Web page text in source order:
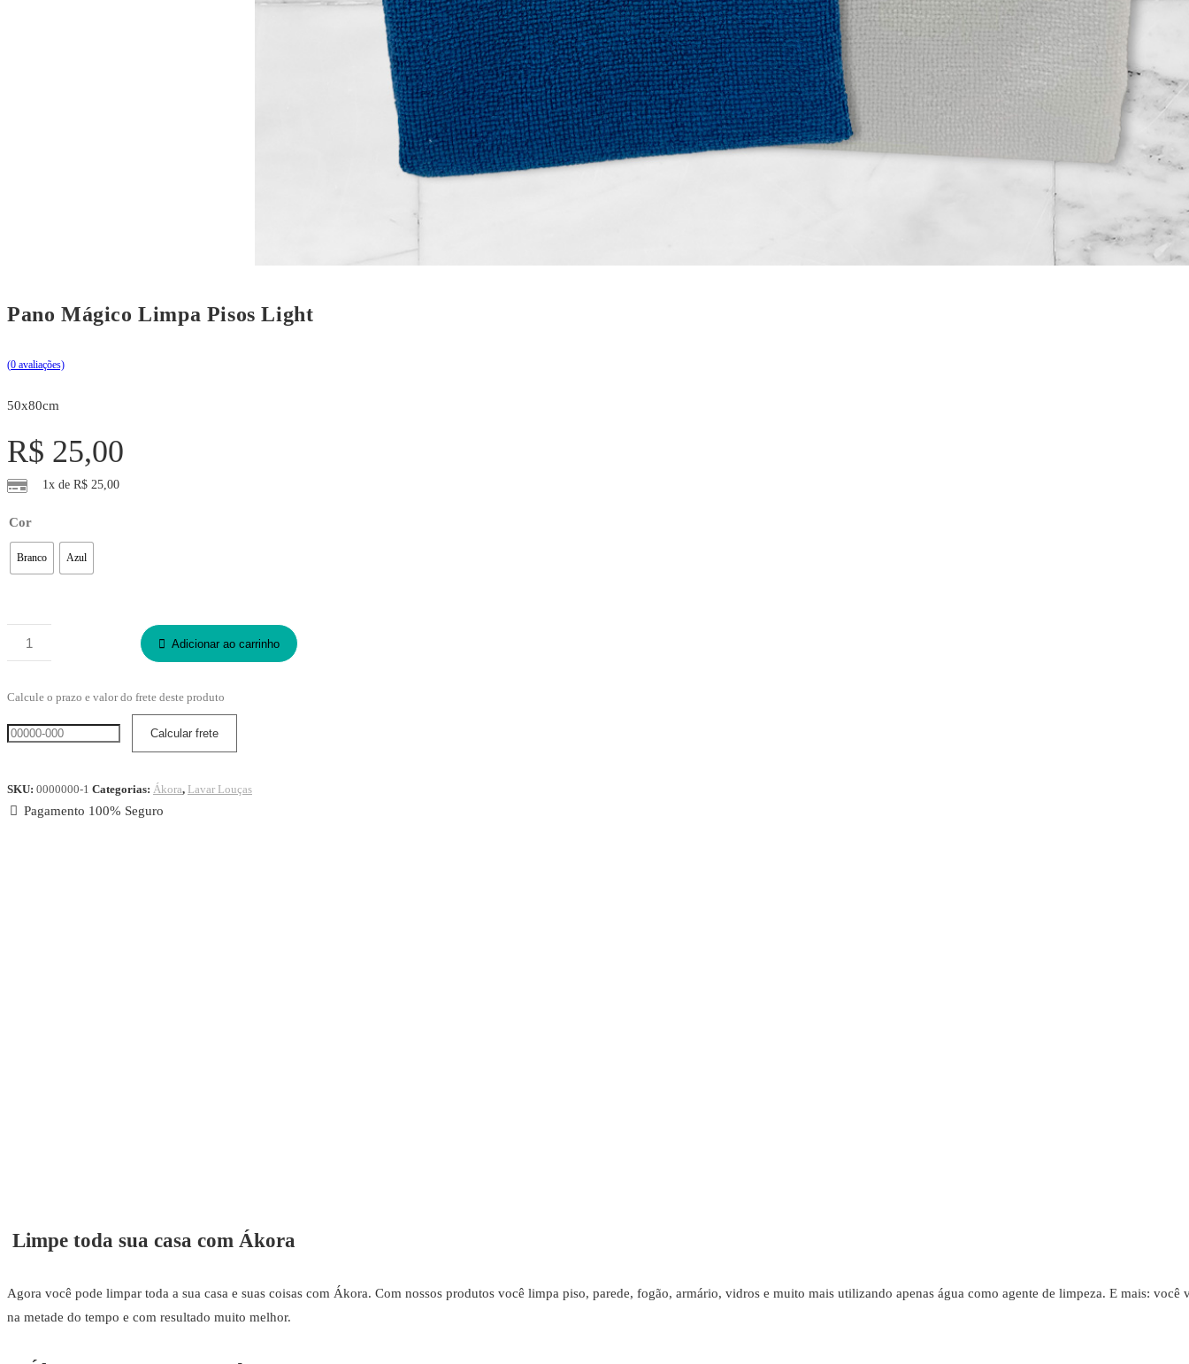
Pano Mágico Limpa Pisos Light
(0 avaliações)
50x80cm
R$ 25,00
1x de R$ 25,00
Cor
Branco Azul
Pano
Mágico
Light
Adicionar ao carrinho
Calcule o prazo e valor do frete deste produto
SKU: 0000000-1 Categorias: Ákora, Lavar Louças
Pagamento 100% Seguro
Limpe toda sua casa com Ákora
Agora você pode limpar toda a sua casa e suas coisas com Ákora. Com nossos produtos você limpa piso, parede, fogão, armário, vidros e muito mais utilizando apenas água como agente de limpeza. E mais: você
na metade do tempo e com resultado muito melhor.